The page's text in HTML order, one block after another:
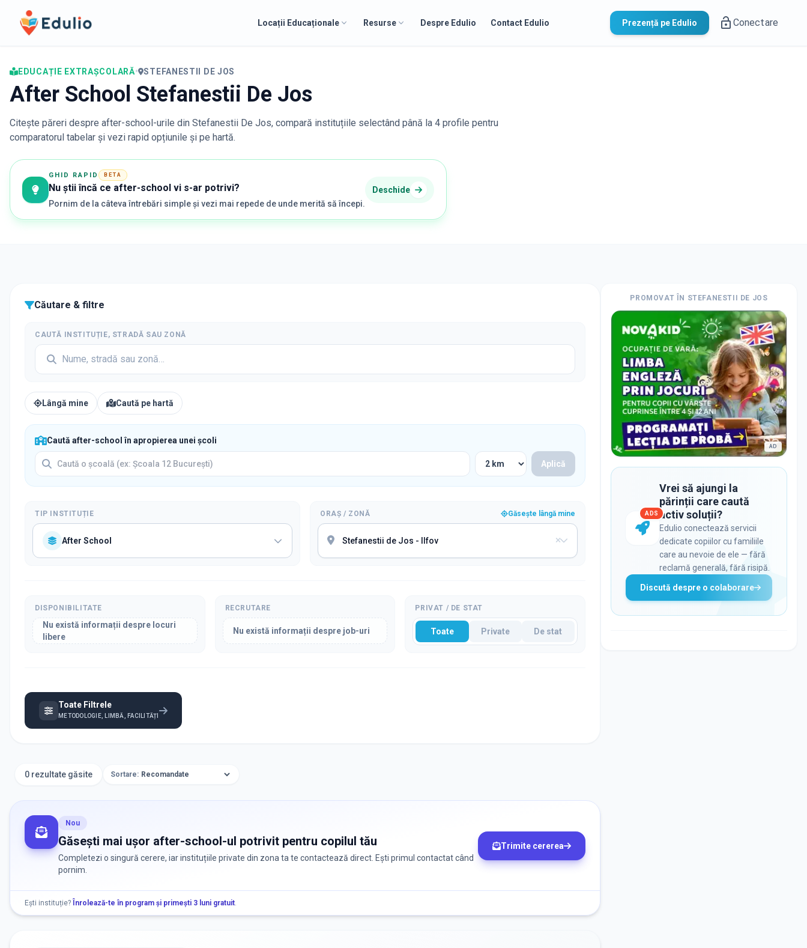
Edulio
Locații Educaționale Resurse Despre Edulio Contact Edulio Prezență pe Edulio Conectare
EDUCAȚIE EXTRAȘCOLARĂ• STEFANESTII DE JOS
After School Stefanestii De Jos
Citește păreri despre after-school-urile din Stefanestii De Jos, compară instituțiile selectând până la 4 profile pentru
comparatorul tabelar și vezi rapid opțiunile și pe hartă.
GHID RAPID BETA
Nu știi încă ce after-school vi s-ar potrivi?
Pornim de la câteva întrebări simple și vezi mai repede de unde merită să începi.
Deschide
Căutare & filtre
CAUTĂ INSTITUȚIE, STRADĂ SAU ZONĂ
Lângă mine Caută pe hartă
Caută after-school în apropierea unei școli
Aplică
TIP INSTITUȚIE
After School
ORAȘ / ZONĂ Găsește lângă mine
DISPONIBILITATE
Nu există informații despre locuri
libere
RECRUTARE
Nu există informații despre job-uri
PRIVAT / DE STAT
Toate Private De stat
Toate Filtrele
METODOLOGIE, LIMBĂ, FACILITĂȚI
0 rezultate găsite Sortare:
Nou
Găsești mai ușor after-school-ul potrivit pentru copilul tău
Completezi o singură cerere, iar instituțiile private din zona ta te contactează direct. Ești primul contactat când
pornim.
Trimite cererea
Ești instituție? Înrolează-te în program și primești 3 luni gratuit.
PROMOVAT ÎN STEFANESTII DE JOS
AD
ADS
Vrei să ajungi la
părinții care caută
activ soluții?
Edulio conectează servicii
dedicate copiilor cu familiile
care au nevoie de ele — fără
reclamă generală, fără risipă.
Discută despre o colaborare